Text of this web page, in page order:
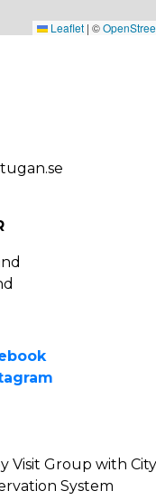
Leaflet | ©
Visit Group with
System